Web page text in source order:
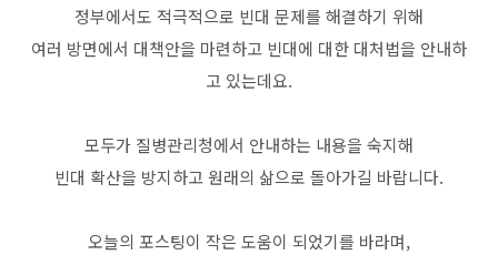
정부에서도 적극적으로 빈대 문제를 해결하기 위해
여러 방면에서 대책안을 마련하고 빈대에 대한 대처법을 안내하
고 있는데요.
모두가 질병관리청에서 안내하는 내용을 숙지해
빈대 확산을 방지하고 원래의 삶으로 돌아가길 바랍니다.
오늘의 포스팅이 작은 도움이 되었기를 바라며,